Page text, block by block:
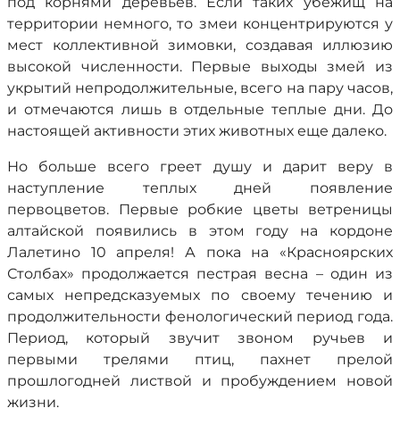
территории немного, то змеи концентрируются у
мест коллективной зимовки, создавая иллюзию
высокой численности. Первые выходы змей из
укрытий непродолжительные, всего на пару часов,
и отмечаются лишь в отдельные теплые дни. До
настоящей активности этих животных еще далеко.
Но больше всего греет душу и дарит веру в
наступление теплых дней появление
первоцветов. Первые робкие цветы ветреницы
алтайской появились в этом году на кордоне
Лалетино 10 апреля! А пока на «Красноярских
Столбах» продолжается пестрая весна – один из
самых непредсказуемых по своему течению и
продолжительности фенологический период года.
Период, который звучит звоном ручьев и
первыми трелями птиц, пахнет прелой
прошлогодней листвой и пробуждением новой
жизни.